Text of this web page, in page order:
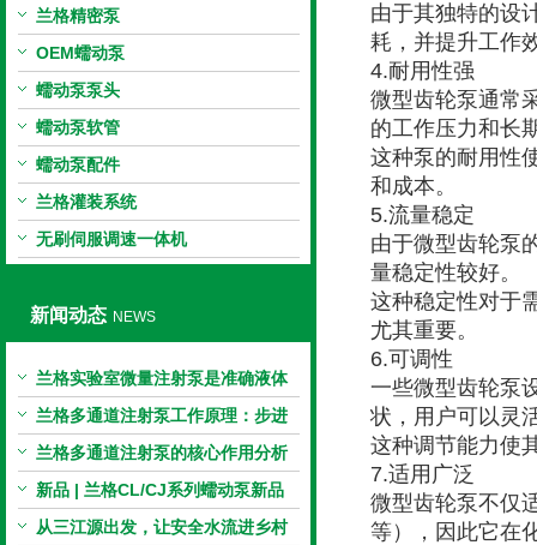
兰格精密泵
OEM蠕动泵
蠕动泵泵头
蠕动泵软管
蠕动泵配件
兰格灌装系统
无刷伺服调速一体机
新闻动态 NEWS
兰格实验室微量注射泵是准确液体
输送的科学工具
兰格多通道注射泵工作原理：步进
电机与机械传动的协同
兰格多通道注射泵的核心作用分析
新品 | 兰格CL/CJ系列蠕动泵新品
上市，小巧机身，大有可为！
从三江源出发，让安全水流进乡村
由于其独特的设
耗，并提升工作
4.耐用性强
微型齿轮泵通常
的工作压力和长
这种泵的耐用性
和成本。
5.流量稳定
由于微型齿轮泵
量稳定性较好。
这种稳定性对于
尤其重要。
6.可调性
一些微型齿轮泵
状，用户可以灵
这种调节能力使
7.适用广泛
微型齿轮泵不仅
等），因此它在